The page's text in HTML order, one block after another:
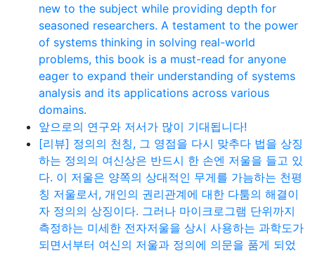
new to the subject while providing depth for
seasoned researchers. A testament to the power
of systems thinking in solving real-world
problems, this book is a must-read for anyone
eager to expand their understanding of systems
analysis and its applications across various
domains.
앞으로의 연구와 저서가 많이 기대됩니다!
[리뷰] 정의의 천칭, 그 영점을 다시 맞추다 법을 상징
하는 정의의 여신상은 반드시 한 손엔 저울을 들고 있
다. 이 저울은 양쪽의 상대적인 무게를 가늠하는 천평
칭 저울로서, 개인의 권리관계에 대한 다툼의 해결이
자 정의의 상징이다. 그러나 마이크로그램 단위까지
측정하는 미세한 전자저울을 상시 사용하는 과학도가
되면서부터 여신의 저울과 정의에 의문을 품게 되었